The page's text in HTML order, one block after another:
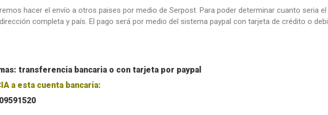
hacer el envío a otros paises por medio de Serpost. Para poder determinar cuanto seria
completa y país. El pago será por medio del sistema paypal con tarjeta de crédito o
transferencia bancaria o con tarjeta por paypal
a esta cuenta bancaria: